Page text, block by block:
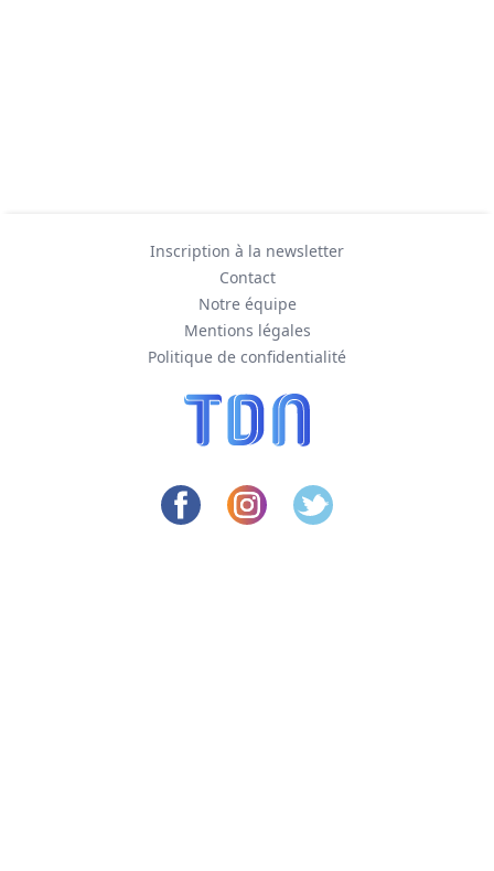
Inscription à la newsletter
Contact
Notre équipe
Mentions légales
Politique de confidentialité